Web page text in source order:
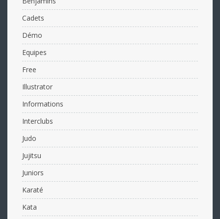
Cadets
Démo
Equipes
Free
Illustrator
Informations
Interclubs
Judo
Jujitsu
Juniors
Karaté
Kata